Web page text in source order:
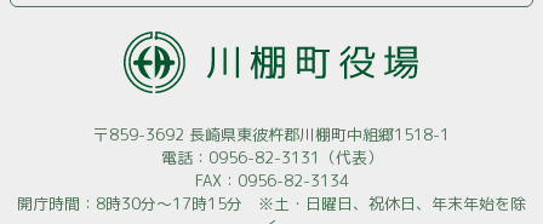
〒859-3692 長崎県東彼杵郡川棚町中組郷1518-1
電話：0956-82-3131（代表）
FAX：0956-82-3134
開庁時間：8時30分～17時15分 ※土・日曜日、祝休日、年末年始を除